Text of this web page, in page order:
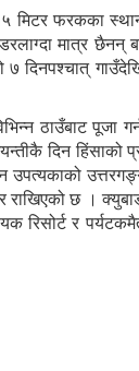
१५ मिटर फरकका
मात्र छैनन्
दिनपश्चात्
ठाउँबाट
दिन हिंसाको
राखिएको छ ।
रिसोर्ट र